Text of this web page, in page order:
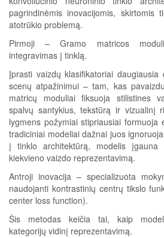
pagrindinėmis inovacijomis, skirtomis
atotrūkio problemą.
Pirmoji – Gramo matricos
integravimas į tinklą.
Įprasti vaizdų klasifikatoriai
scenų atpažinimui – tam, kas
matricų moduliai fiksuoja stilistines
spalvų santykius, tekstūrą ir vizualinį
lygmens požymiai stipriausiai formuoja
tradiciniai modeliai dažnai juos
į tinklo architektūrą, modelis įgauna
kiekvieno vaizdo reprezentavimą.
Antroji inovacija – specializuota
naudojanti kontrastinių centrų tikslo
center loss function).
Šis metodas keičia tai, kaip
kategorijų vidinį reprezentavimą.